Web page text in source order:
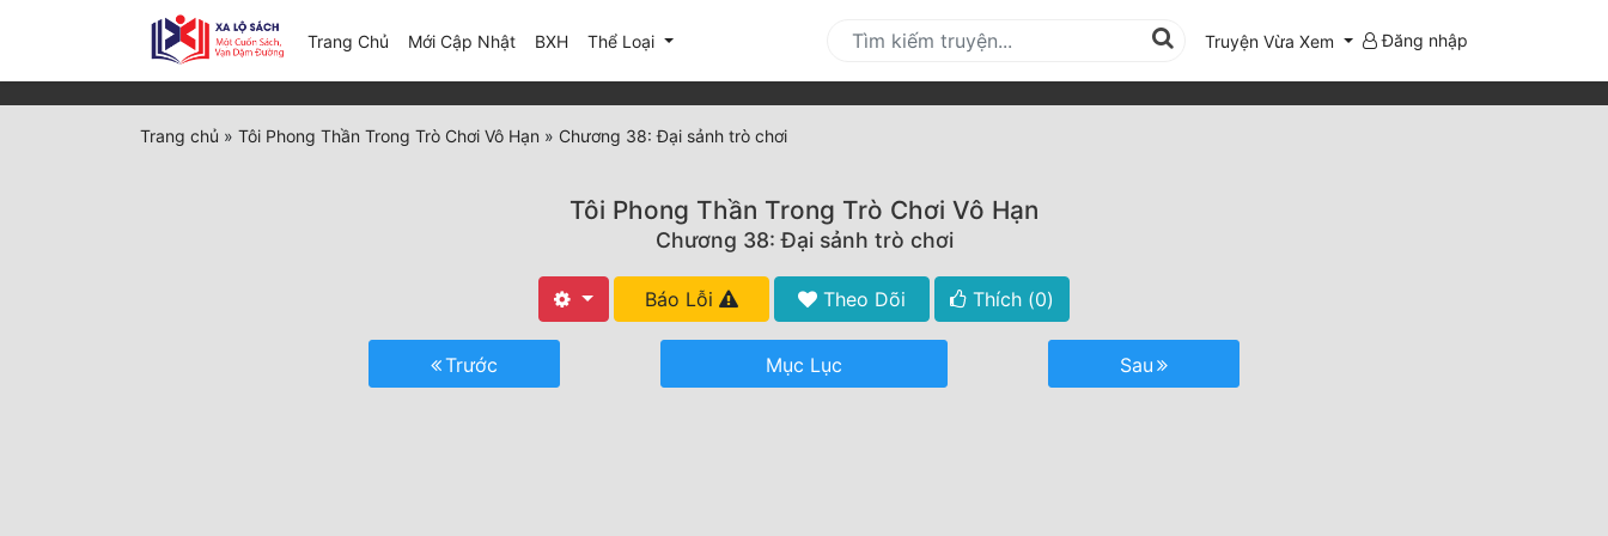
Trang Chủ Mới Cập Nhật(current)
BXH Thể Loại Truyện Vừa Xem Đăng nhập
Trang chủ » Tôi Phong Thần Trong Trò Chơi Vô Hạn » Chương 38: Đại sảnh trò chơi
Tôi Phong Thần Trong Trò Chơi Vô Hạn
Chương 38: Đại sảnh trò chơi
Báo Lỗi Theo Dõi Thích (0)
Trước Mục Lục Sau